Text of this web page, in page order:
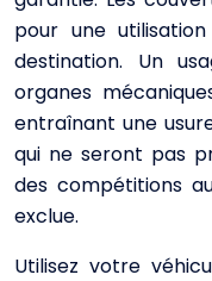
pour une
destination. Un
organes
entraînant une
qui ne seront pas
des compétitions
exclue.
Utilisez votre